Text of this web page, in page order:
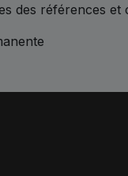
des références et